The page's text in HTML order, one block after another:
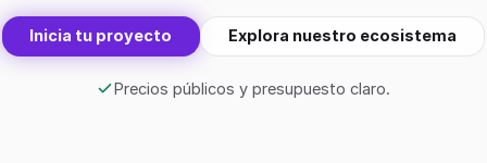
Inicia tu proyecto Explora nuestro ecosistema
Precios públicos y presupuesto claro.